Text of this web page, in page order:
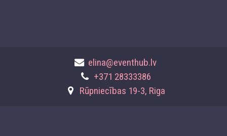
elina@eventhub.lv
+371 28333386
Rūpniecības 19-3, Riga